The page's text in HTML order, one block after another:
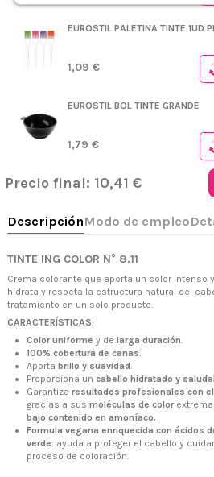
EUROSTIL PALETINA TINTE 1UD
1,09 €
EUROSTIL BOL TINTE GRANDE
1,79 €
Precio final: 10,41 €
DescripciónModo de empleo Detalles
TINTE ING COLOR N° 8.11
Crema colorante que aporta un color intenso
hidrata y respeta la estructura natural del
tratamiento en un solo producto.
CARACTERÍSTICAS:
Color uniforme y de larga duración.
100% cobertura de canas.
Aporta brillo y suavidad.
Proporciona un cabello hidratado y
Garantiza resultados profesionales con
gracias a sus moléculas de color
bajo contenido en amoníaco.
Formula vegana enriquecida con ácidos
verde: ayuda a proteger el cabello y
proceso de coloración.
+34 968 06 63 44L-V 10:00 - 14:00
+34 601 27 80 18
Avenida de los Dolores 32, Murcia